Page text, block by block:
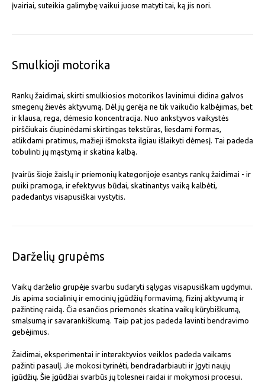
įvairiai, suteikia galimybę vaikui juose matyti tai, ką jis nori.
Smulkioji motorika
Rankų žaidimai, skirti smulkiosios motorikos lavinimui didina galvos
smegenų žievės aktyvumą. Dėl jų gerėja ne tik vaikučio kalbėjimas, bet
ir klausa, rega, dėmesio koncentracija. Nuo ankstyvos vaikystės
pirščiukais čiupinėdami skirtingas tekstūras, liesdami formas,
atlikdami pratimus, mažieji išmoksta ilgiau išlaikyti dėmesį. Tai padeda
tobulinti jų mąstymą ir skatina kalbą.
Įvairūs šioje žaislų ir priemonių kategorijoje esantys rankų žaidimai - ir
puiki pramoga, ir efektyvus būdai, skatinantys vaiką kalbėti,
padedantys visapusiškai vystytis.
Darželių grupėms
Vaikų darželio grupėje svarbu sudaryti sąlygas visapusiškam ugdymui.
Jis apima socialinių ir emocinių įgūdžių formavimą, fizinį aktyvumą ir
pažintinę raidą. Čia esančios priemonės skatina vaikų kūrybiškumą,
smalsumą ir savarankiškumą. Taip pat jos padeda lavinti bendravimo
gebėjimus.
Žaidimai, eksperimentai ir interaktyvios veiklos padeda vaikams
pažinti pasaulį. Jie mokosi tyrinėti, bendradarbiauti ir įgyti naujų
įgūdžių. Šie įgūdžiai svarbūs jų tolesnei raidai ir mokymosi procesui.